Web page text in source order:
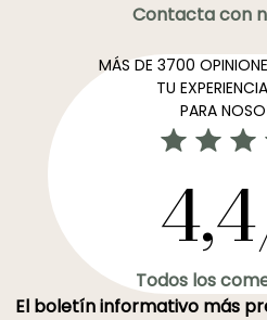
Contacta con
MÁS DE 3700
TU
PARA
Todos los
El boletín informativo más